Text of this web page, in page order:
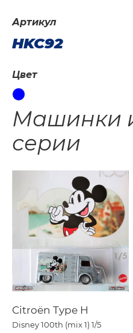
Артикул
HKC92
Цвет
Машинки
серии
Citroën Type H
Disney 100th (mix 1) 1/5